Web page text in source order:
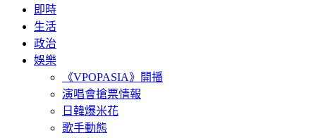
即時
生活
政治
娛樂
《VPOPASIA》開播
演唱會搶票情報
日韓爆米花
歌手動態